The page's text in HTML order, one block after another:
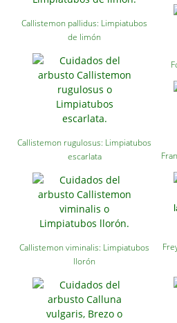
Callistemon pallidus: Limpiatubos
de limón
Callistemon rugulosus: Limpiatubos
escarlata
Callistemon viminalis: Limpiatubos
llorón